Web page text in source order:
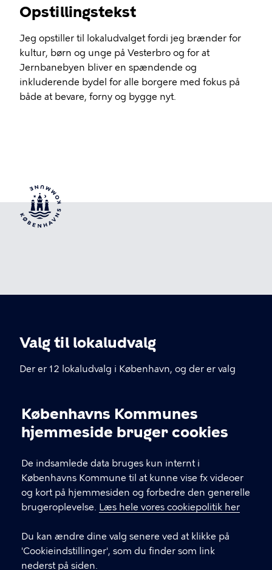
Cookieindstillinger
Københavns Kommunes
hjemmeside bruger cookies
De indsamlede data bruges kun internt i
Københavns Kommune til at kunne vise fx videoer
og kort på hjemmesiden og forbedre den generelle
brugeroplevelse. Læs hele vores cookiepolitik her
Du kan ændre dine valg senere ved at klikke på
'Cookieindstillinger', som du finder som link
nederst på siden.
Opstillingstekst
Jeg opstiller til lokaludvalget fordi jeg brænder for
kultur, børn og unge på Vesterbro og for at
Jernbanebyen bliver en spændende og
inkluderende bydel for alle borgere med fokus på
både at bevare, forny og bygge nyt.
Valg til lokaludvalg
Der er 12 lokaludvalg i København, og der er valg
kontaktoplysninger herunder.
Københavns Rådhus, Rådhuspladsen 1, 1599
København V
LINKS